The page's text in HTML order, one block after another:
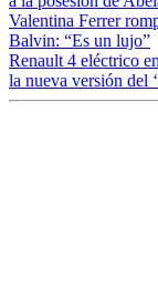
Valentina Ferrer
Balvin: “Es un lujo”
Renault 4 eléctrico
la nueva versión del